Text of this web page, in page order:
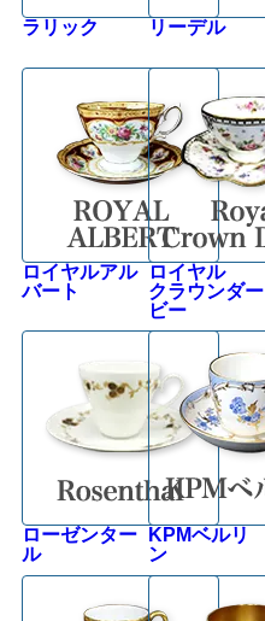
ラリック リーデル
ロイヤルアル
バート
ロイヤル
クラウンダー
ビー
ローゼンター
ル
KPMベルリ
ン